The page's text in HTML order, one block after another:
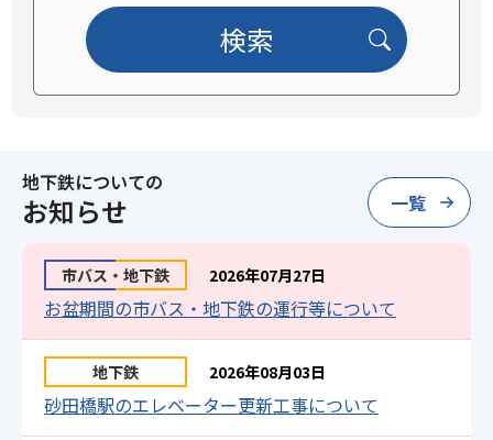
検索
地下鉄についての
お知らせ 一覧
市バス・地下鉄 2026年07月27日
お盆期間の市バス・地下鉄の運行等について
地下鉄 2026年08月03日
砂田橋駅のエレベーター更新工事について